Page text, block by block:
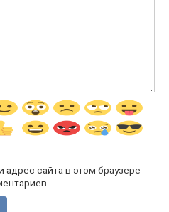
адрес сайта в этом браузере